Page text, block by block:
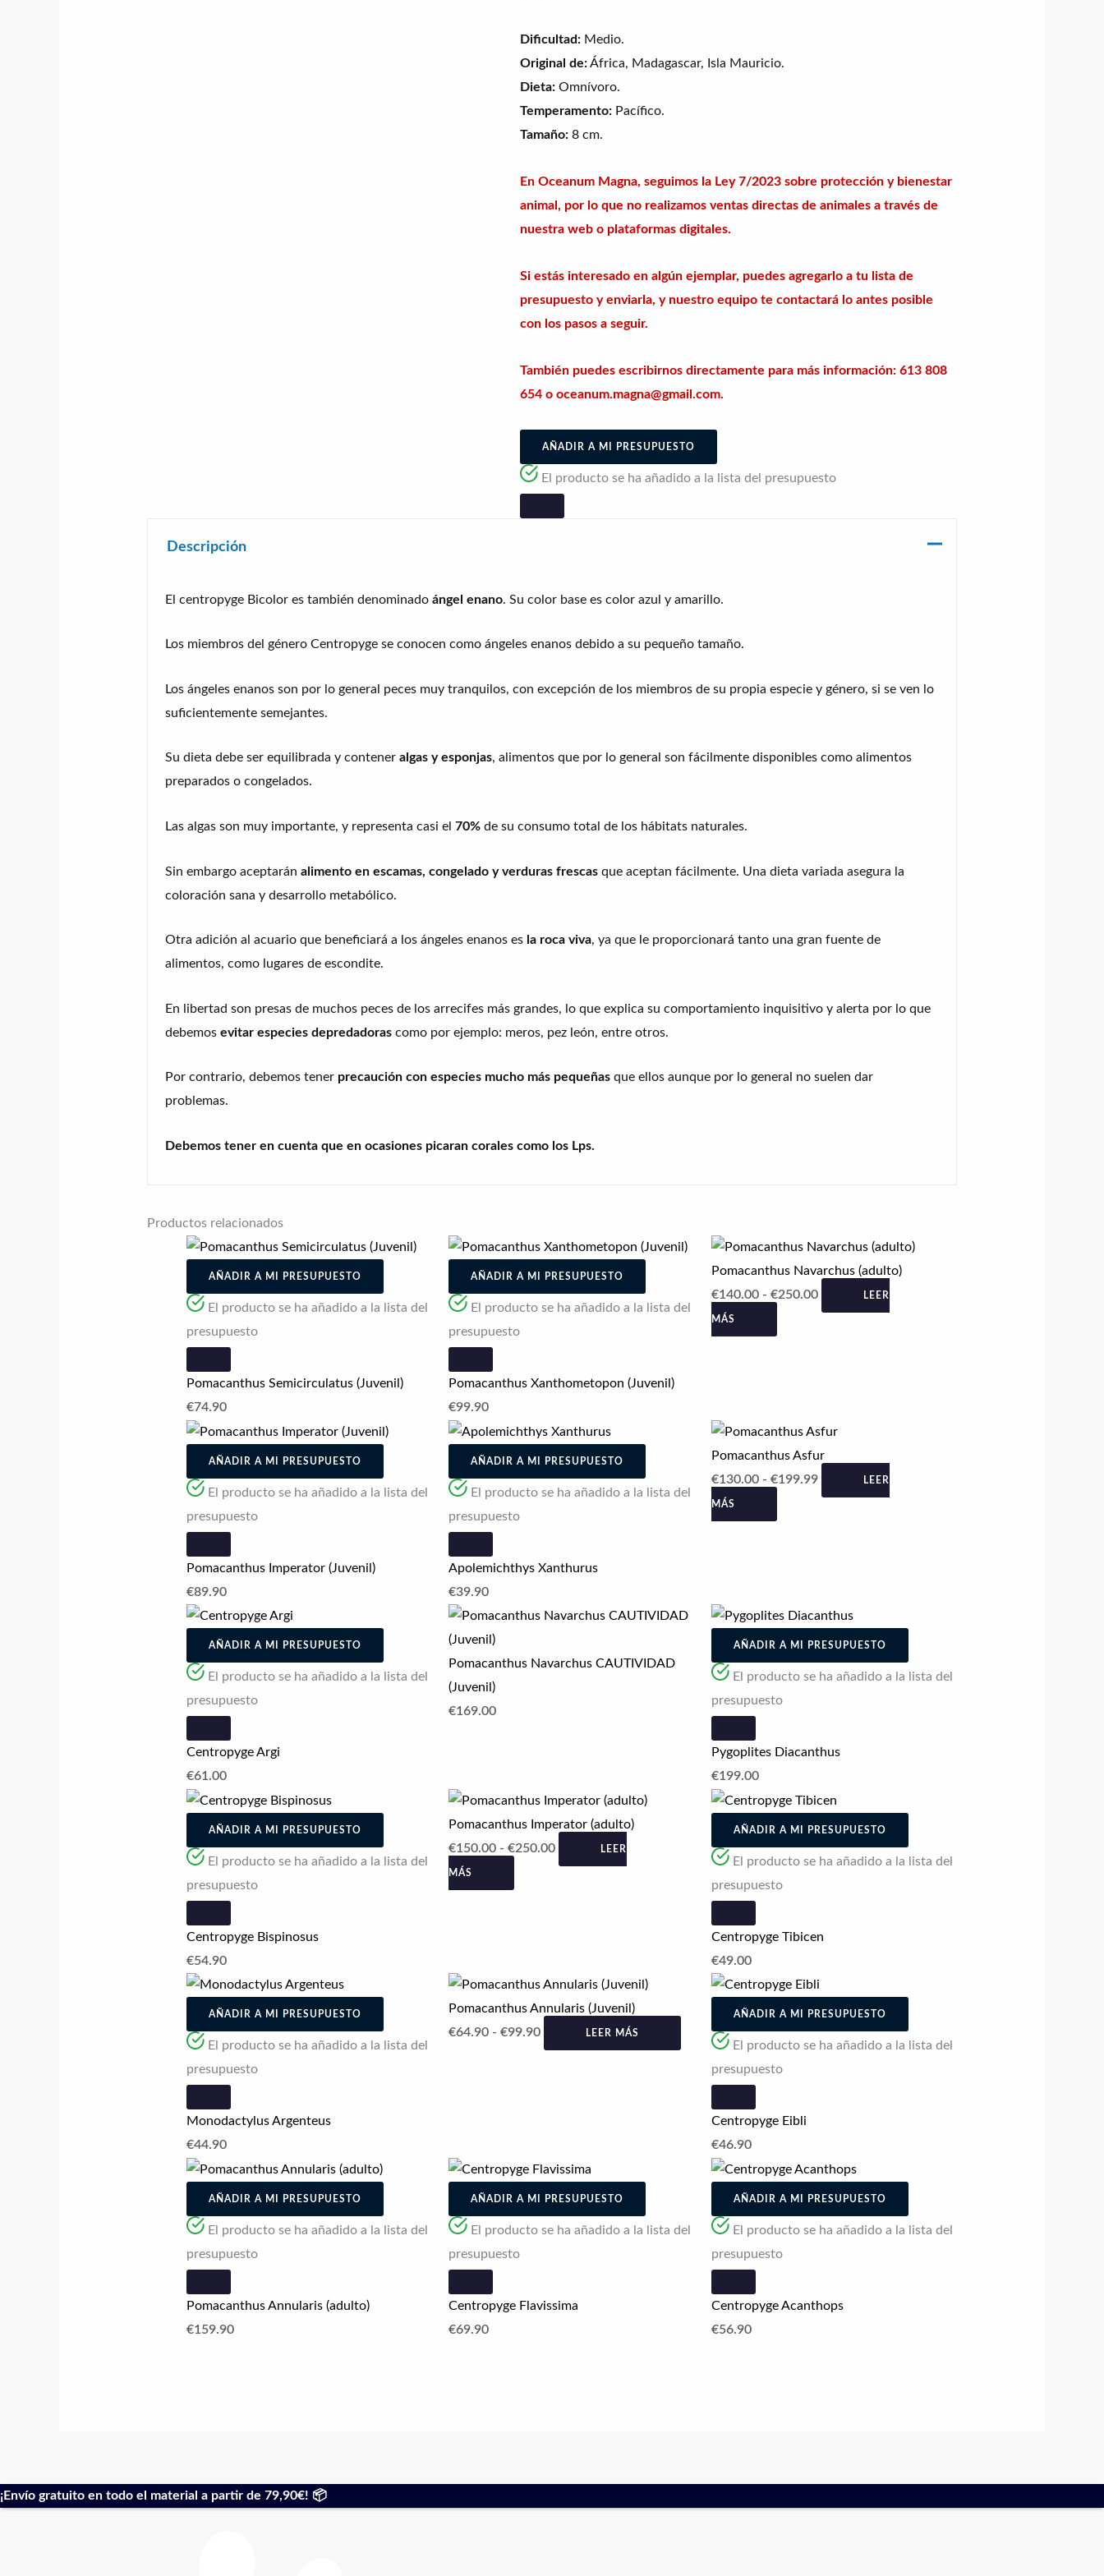
Dificultad:Medio.
Original de:África, Madagascar, Isla Mauricio.
Dieta:Omnívoro.
Temperamento:Pacífico.
Tamaño:8 cm.
En Oceanum Magna, seguimos la Ley 7/2023 sobre protección y bienestar
animal, por lo que no realizamos ventas directas de animales a través de
nuestra web o plataformas digitales.
Si estás interesado en algún ejemplar, puedes agregarlo a tu lista de
presupuesto y enviarla, y nuestro equipo te contactará lo antes posible
con los pasos a seguir.
También puedes escribirnos directamente para más información: 613 808
654 o oceanum.magna@gmail.com.
AÑADIR A MI PRESUPUESTO
El producto se ha añadido a la lista del presupuesto
Descripción
El centropyge Bicolor es también denominadoángel enano. Su color base es color azul y amarillo.
Los miembros del género Centropyge se conocen como ángeles enanos debido a su pequeño tamaño.
Los ángeles enanos son por lo general peces muy tranquilos, con excepción de los miembros de su propia especie y género, si se ven lo
suficientemente semejantes.
Su dieta debe ser equilibrada y conteneralgas y esponjas, alimentos que por lo general son fácilmente disponibles como alimentos
preparados o congelados.
Las algas son muy importante, y representa casi el 70%de su consumo total de los hábitats naturales.
Sin embargo aceptarán alimento en escamas, congelado y verduras frescasque aceptan fácilmente. Una dieta variada asegura la
coloración sana y desarrollo metabólico.
Otra adición al acuario que beneficiará a los ángeles enanos es la roca viva, ya que le proporcionará tanto una gran fuente de
alimentos, como lugares de escondite.
En libertad son presas de muchos peces de los arrecifes más grandes, lo que explica su comportamiento inquisitivo y alerta por lo que
debemos evitar especies depredadorascomo por ejemplo: meros, pez león, entre otros.
Por contrario, debemos tener precaución con especies mucho más pequeñasque ellos aunque por lo general no suelen dar
problemas.
Debemos tener en cuenta que en ocasiones picaran corales como los Lps.
Productos relacionados
AÑADIR A MI PRESUPUESTO
El producto se ha añadido a la lista del
presupuesto
Pomacanthus Semicirculatus (Juvenil)
€74.90
AÑADIR A MI PRESUPUESTO
El producto se ha añadido a la lista del
presupuesto
Pomacanthus Xanthometopon (Juvenil)
€99.90
Pomacanthus Navarchus (adulto)
€140.00 - €250.00
Rango
de
precios:
LEER
MÁS
AÑADIR A MI PRESUPUESTO
El producto se ha añadido a la lista del
presupuesto
Pomacanthus Imperator (Juvenil)
€89.90
AÑADIR A MI PRESUPUESTO
El producto se ha añadido a la lista del
presupuesto
Apolemichthys Xanthurus
€39.90
Pomacanthus Asfur
€130.00 - €199.99
Rango
de
precios:
desde
LEER
MÁS
AÑADIR A MI PRESUPUESTO
El producto se ha añadido a la lista del
presupuesto
Centropyge Argi
€61.00
Pomacanthus Navarchus CAUTIVIDAD
(Juvenil)
€169.00
Este
tiene
variantes.
pueden
elegir
en
AÑADIR A MI PRESUPUESTO
El producto se ha añadido a la lista del
presupuesto
Pygoplites Diacanthus
€199.00
AÑADIR A MI PRESUPUESTO
El producto se ha añadido a la lista del
presupuesto
Centropyge Bispinosus
€54.90
Pomacanthus Imperator (adulto)
€150.00 - €250.00
Rango
de
precios:
desde
LEER
MÁS
AÑADIR A MI PRESUPUESTO
El producto se ha añadido a la lista del
presupuesto
Centropyge Tibicen
€49.00
AÑADIR A MI PRESUPUESTO
El producto se ha añadido a la lista del
presupuesto
Monodactylus Argenteus
€44.90
Pomacanthus Annularis (Juvenil)
€64.90 - €99.90
Rango
de
precios:
LEER MÁS
AÑADIR A MI PRESUPUESTO
El producto se ha añadido a la lista del
presupuesto
Centropyge Eibli
€46.90
AÑADIR A MI PRESUPUESTO
El producto se ha añadido a la lista del
presupuesto
Pomacanthus Annularis (adulto)
€159.90
AÑADIR A MI PRESUPUESTO
El producto se ha añadido a la lista del
presupuesto
Centropyge Flavissima
€69.90
AÑADIR A MI PRESUPUESTO
El producto se ha añadido a la lista del
presupuesto
Centropyge Acanthops
€56.90
¡Envío gratuito en todo el material a partir de 79,90€! 📦